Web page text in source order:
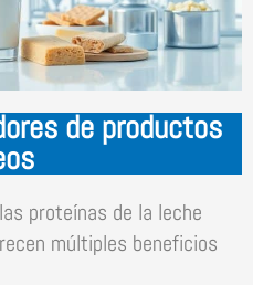
de productos
proteínas de la leche
múltiples beneficios